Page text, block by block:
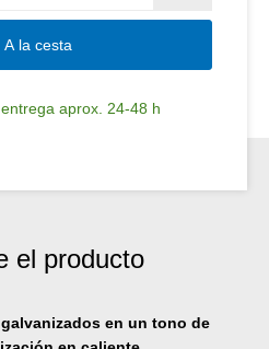
A la cesta
aprox. 24-48 h
el producto
en un tono de